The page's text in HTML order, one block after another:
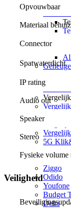
Internet & TV
Alle
5G
Providers
KPN
Ziggo
Odido
Youfone
Budget
Delta
Opvouwbaar
Materiaal
Connector
Spatwaterdicht
IP rating
Audio out
Speaker
Stereo
Fysieke volume
Veiligheid